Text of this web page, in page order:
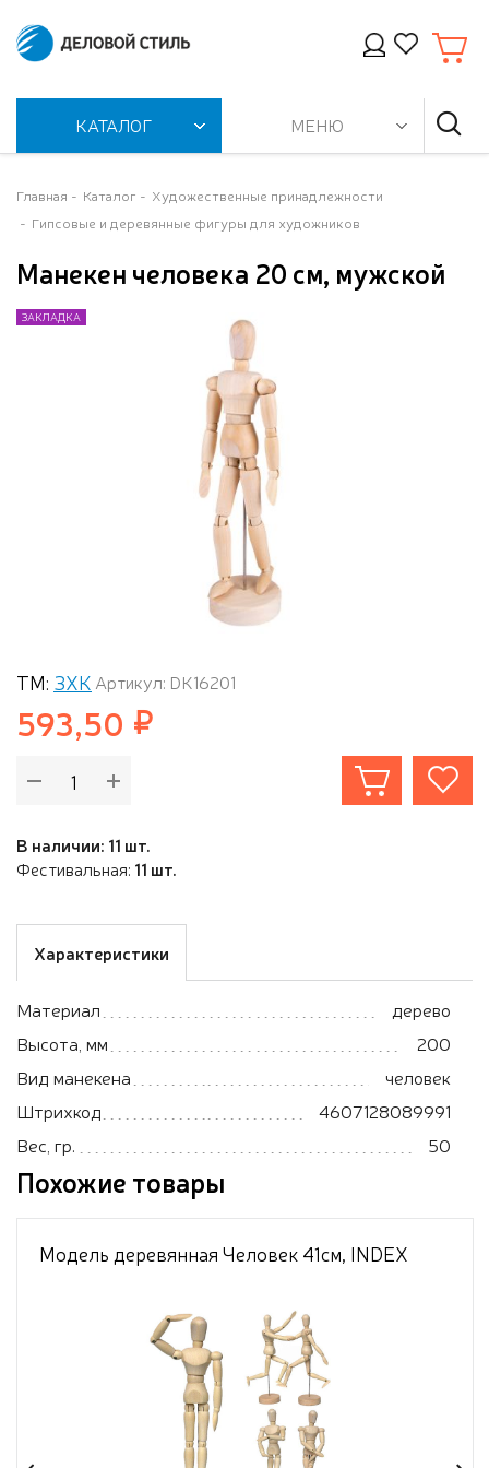
КАТАЛОГ МЕНЮ
Главная Каталог
Художественные принадлежности
Гипсовые и деревянные фигуры для художников
Манекен человека 20 см, мужской
ЗАКЛАДКА
ЗАКЛАДКА
ТМ: ЗХК Артикул: DK16201
593,50
В наличии: 11 шт.
Фестивальная: 11 шт.
Характеристики
Материал
дерево
Высота, мм
200
Вид манекена
человек
Штрихкод
4607128089991
Вес, гр.
50
Похожие товары
Модель деревянная Человек 41см, INDEX